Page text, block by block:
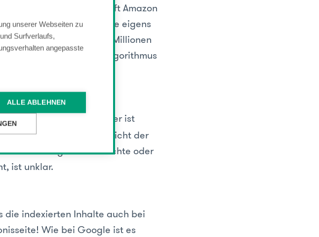
unserer Webseiten zu
Surfverlaufs,
angepasste
ALLE ABLEHNEN
Algorithmus. So greift Amazon
zurück und nutzt eine eigens
und bewertet Millionen
und Inhalt – der Such-Algorithmus
Ziel der meisten Besucher ist
hingegen ist das nicht der
vergleichen möchte oder
ist unklar.
die indexierten Inhalte auch bei
Wie bei Google ist es